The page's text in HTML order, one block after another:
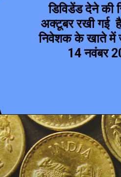
डिविडेंड देने की
अक्टूबर रखी गई
निवेशक के खाते में
14 नवंबर